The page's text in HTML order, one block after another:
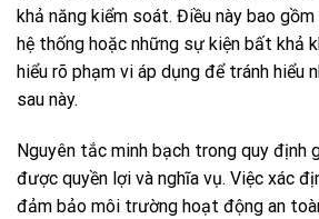
khả năng kiểm soát. Điều này bao
hệ thống hoặc những sự kiện bất khả
hiểu rõ phạm vi áp dụng để tránh hiểu
sau này.
Nguyên tắc minh bạch trong quy định
được quyền lợi và nghĩa vụ. Việc xác
đảm bảo môi trường hoạt động an